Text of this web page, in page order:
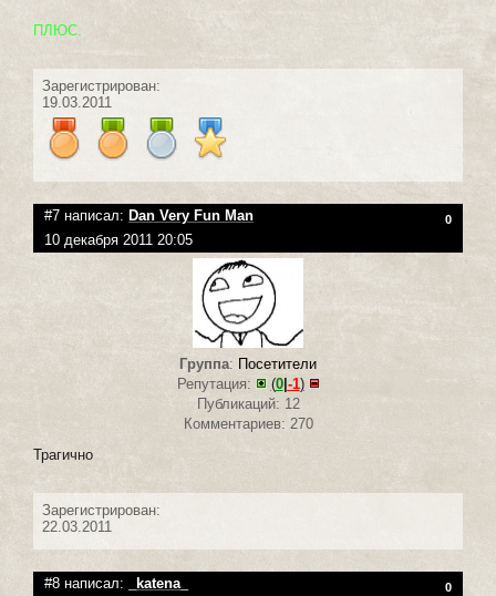
ПЛЮС.
Зарегистрирован:
19.03.2011
#7 написал: Dan Very Fun Man 0
10 декабря 2011 20:05
Группа: Посетители
Репутация:
(0| -1)
Публикаций: 12
Комментариев: 270
Трагично
Зарегистрирован:
22.03.2011
#8 написал: _katena_ 0